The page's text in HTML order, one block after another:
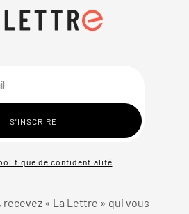
de confidentialité
recevez « La Lettre » qui vous